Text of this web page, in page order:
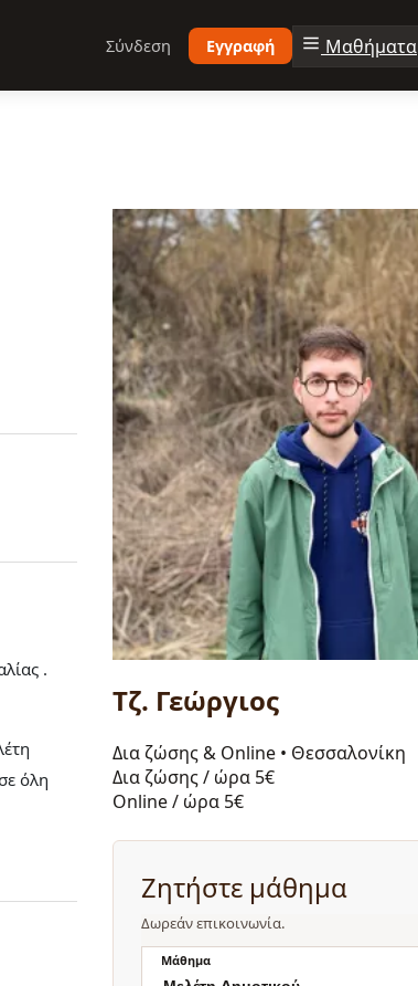
Σύνδεση Εγγραφή Μαθήματα
.
όλη
Τζ. Γεώργιος
Δια ζώσης & Online • Θεσσαλονίκη
Δια ζώσης / ώρα 5€
Online / ώρα 5€
Ζητήστε μάθημα
Δωρεάν επικοινωνία.
Μάθημα